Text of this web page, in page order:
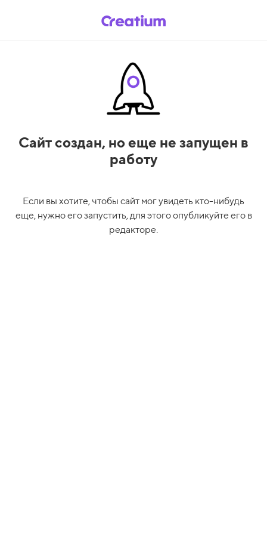
Сайт создан, но еще не запущен в
работу
Если вы хотите, чтобы сайт мог увидеть кто-нибудь
еще, нужно его запустить, для этого опубликуйте его в
редакторе.